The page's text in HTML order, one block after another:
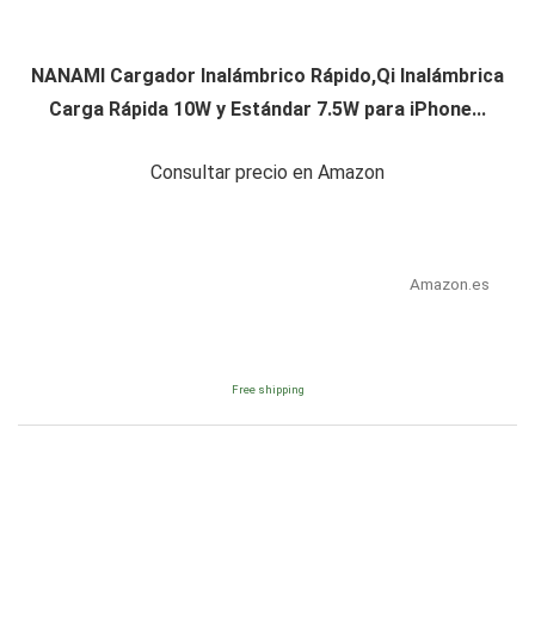
NANAMI Cargador Inalámbrico Rápido,Qi Inalámbrica
Carga Rápida 10W y Estándar 7.5W para iPhone...
Consultar precio en Amazon
Amazon.es
Free shipping